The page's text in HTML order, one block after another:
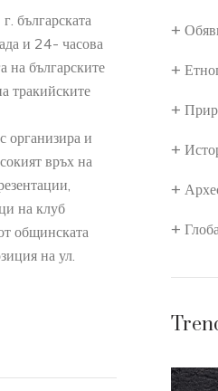
българската
и 24- часова
на българските
тракийските
организира и
връх на
на клуб
общинската
на ул.